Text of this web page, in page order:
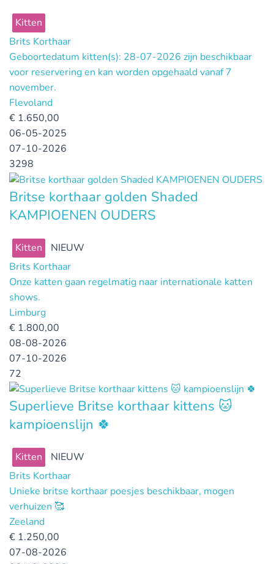
Kitten
Brits Korthaar
Geboortedatum kitten(s): 28-07-2026 zijn beschikbaar
voor reservering en kan worden opgehaald vanaf 7
november.
Flevoland
€ 1.650,00
06-05-2025
07-10-2026
3298
Britse korthaar golden Shaded
KAMPIOENEN OUDERS
Kitten
NIEUW
Brits Korthaar
Onze katten gaan regelmatig naar internationale katten
shows.
Limburg
€ 1.800,00
08-08-2026
07-10-2026
72
Superlieve Britse korthaar kittens 🐱
kampioenslijn 🍀
Kitten
NIEUW
Brits Korthaar
Unieke britse korthaar poesjes beschikbaar, mogen
verhuizen 🥰
Zeeland
€ 1.250,00
07-08-2026